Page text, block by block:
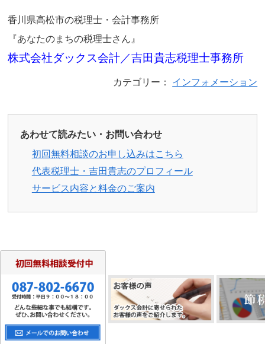
香川県高松市の税理士・会計事務所
『あなたのまちの税理士さん』
株式会社ダックス会計／吉田貴志税理士事務所
カテゴリー： インフォメーション
あわせて読みたい・お問い合わせ
初回無料相談のお申し込みはこちら
代表税理士・吉田貴志のプロフィール
サービス内容と料金のご案内